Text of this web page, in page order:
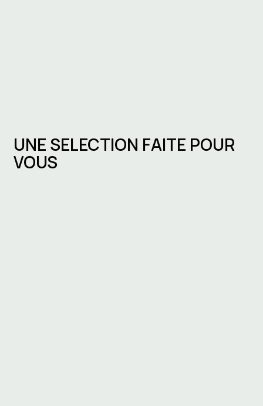
UNE SELECTION FAITE POUR
VOUS